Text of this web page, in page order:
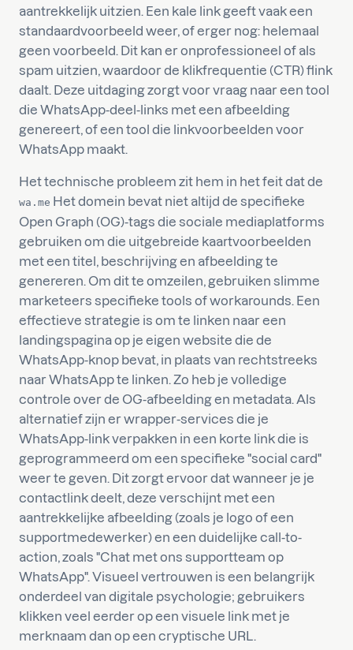
aantrekkelijk uitzien. Een kale link geeft vaak een
standaardvoorbeeld weer, of erger nog: helemaal
geen voorbeeld. Dit kan er onprofessioneel of als
spam uitzien, waardoor de klikfrequentie (CTR) flink
daalt. Deze uitdaging zorgt voor vraag naar een tool
die WhatsApp-deel-links met een afbeelding
genereert, of een tool die linkvoorbeelden voor
WhatsApp maakt.
Het technische probleem zit hem in het feit dat de
wa.me Het domein bevat niet altijd de specifieke
Open Graph (OG)-tags die sociale mediaplatforms
gebruiken om die uitgebreide kaartvoorbeelden
met een titel, beschrijving en afbeelding te
genereren. Om dit te omzeilen, gebruiken slimme
marketeers specifieke tools of workarounds. Een
effectieve strategie is om te linken naar een
landingspagina op je eigen website die de
WhatsApp-knop bevat, in plaats van rechtstreeks
naar WhatsApp te linken. Zo heb je volledige
controle over de OG-afbeelding en metadata. Als
alternatief zijn er wrapper-services die je
WhatsApp-link verpakken in een korte link die is
geprogrammeerd om een specifieke "social card"
weer te geven. Dit zorgt ervoor dat wanneer je je
contactlink deelt, deze verschijnt met een
aantrekkelijke afbeelding (zoals je logo of een
supportmedewerker) en een duidelijke call-to-
action, zoals "Chat met ons supportteam op
WhatsApp". Visueel vertrouwen is een belangrijk
onderdeel van digitale psychologie; gebruikers
klikken veel eerder op een visuele link met je
merknaam dan op een cryptische URL.